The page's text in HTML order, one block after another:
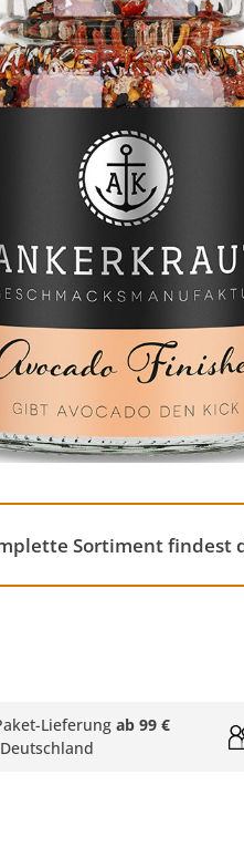
Sortiment findest
Lieferung ab 99 €